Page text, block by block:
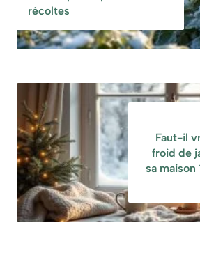
récoltes
Faut-il
froid de
sa maison